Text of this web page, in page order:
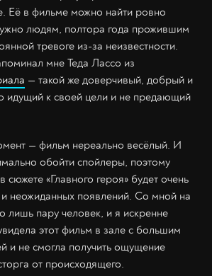
Её в фильме можно найти ровно
людям, полтора года прожившим
тревоге из-за неизвестности.
мне Теда Лассо из
— такой же доверчивый, добрый и
идущий к своей цели и не предающий
— фильм нереально весёлый. И
обойти спойлеры, поэтому
«Главного героя» будет очень
неожиданных появлений. Со мной на
лишь пару человек, и я искренне
этот фильм в зале с большим
и не смогла получить ощущение
от происходящего.